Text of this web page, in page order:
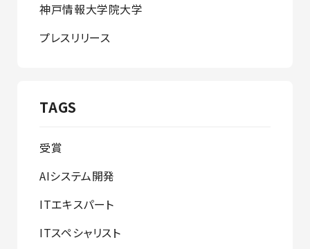
神戸情報大学院大学
プレスリリース
TAGS
受賞
AIシステム開発
ITエキスパート
ITスペシャリスト